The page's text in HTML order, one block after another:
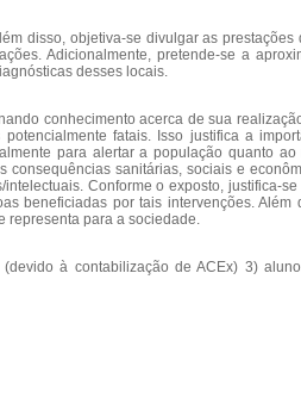
disso, objetiva-se divulgar as
Adicionalmente, pretende-se a
desses locais.
conhecimento acerca de sua
fatais. Isso justifica a
para alertar a população quanto
sanitárias, sociais e
Conforme o exposto, justifica-
beneficiadas por tais intervenções.
representa para a sociedade.
à contabilização de ACEx) 3)